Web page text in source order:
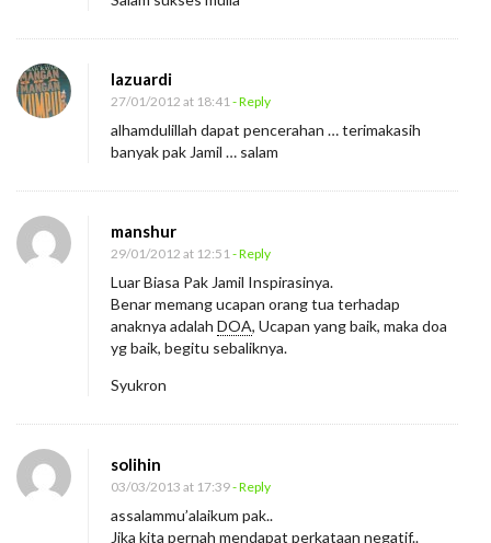
lazuardi
27/01/2012 at 18:41- Reply
alhamdulillah dapat pencerahan … terimakasih
banyak pak Jamil … salam
manshur
29/01/2012 at 12:51- Reply
Luar Biasa Pak Jamil Inspirasinya.
Benar memang ucapan orang tua terhadap
anaknya adalah DOA, Ucapan yang baik, maka doa
yg baik, begitu sebaliknya.
Syukron
solihin
03/03/2013 at 17:39- Reply
assalammu’alaikum pak..
Jika kita pernah mendapat perkataan negatif..